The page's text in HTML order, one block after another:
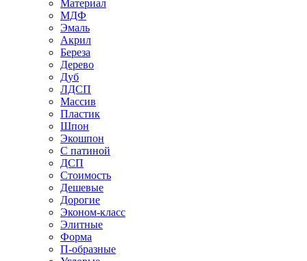
Материал
МДФ
Эмаль
Акрил
Береза
Дерево
Дуб
ЛДСП
Массив
Пластик
Шпон
Экошпон
С патиной
ДСП
Стоимость
Дешевые
Дорогие
Эконом-класс
Элитные
Форма
П-образные